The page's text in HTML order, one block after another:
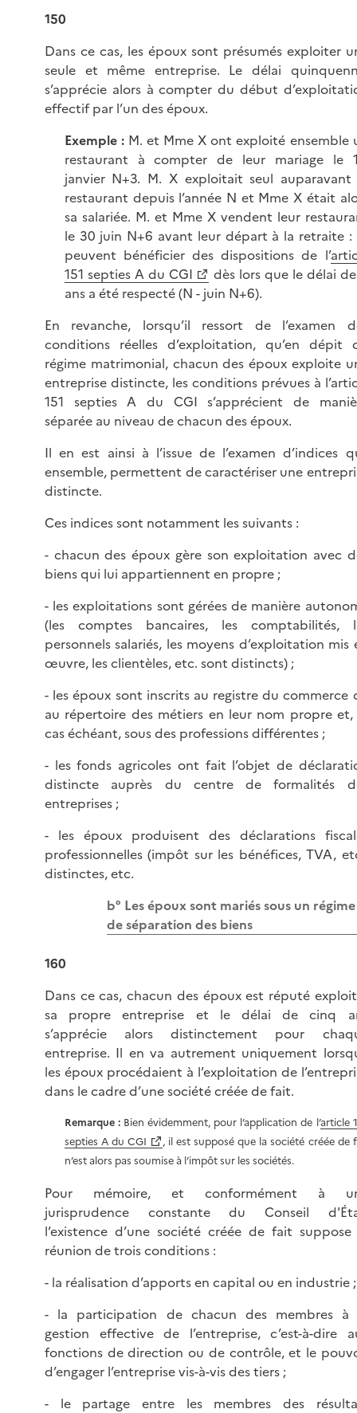
150
Dans ce cas, les époux sont présumés exploiter
seule et même entreprise. Le délai
s’apprécie alors à compter du début
effectif par l’un des époux.
Exemple :M. et Mme X ont exploité ensemble
restaurant à compter de leur mariage le
janvier N+3. M. X exploitait seul auparavant
restaurant depuis l’année N et Mme X était
sa salariée. M. et Mme X vendent leur
le 30 juin N+6 avant leur départ à la retraite :
peuvent bénéficier des dispositions de l’
151 septies A du CGI
dès lors que le délai
ans a été respecté (N - juin N+6).
En revanche, lorsqu’il ressort de l’examen
conditions réelles d’exploitation, qu’en dépit
régime matrimonial, chacun des époux exploite
entreprise distincte, les conditions prévues à
151 septies A du CGI s’apprécient de
séparée au niveau de chacun des époux.
Il en est ainsi à l’issue de l’examen d’indices
ensemble, permettent de caractériser une
distincte.
Ces indices sont notamment les suivants :
- chacun des époux gère son exploitation avec
biens qui lui appartiennent en propre ;
- les exploitations sont gérées de manière
(les comptes bancaires, les comptabilités,
personnels salariés, les moyens d’exploitation mis
œuvre, les clientèles, etc. sont distincts) ;
- les époux sont inscrits au registre du commerce
au répertoire des métiers en leur nom propre et,
cas échéant, sous des professions différentes ;
- les fonds agricoles ont fait l’objet de
distincte auprès du centre de formalités
entreprises ;
- les époux produisent des déclarations
professionnelles (impôt sur les bénéfices, TVA,
distinctes, etc.
b° Les époux sont mariés sous un régime
de séparation des biens
160
Dans ce cas, chacun des époux est réputé
sa propre entreprise et le délai de cinq
s’apprécie alors distinctement pour
entreprise. Il en va autrement uniquement
les époux procédaient à l’exploitation de
dans le cadre d’une société créée de fait.
Remarque :Bien évidemment, pour l’application de l’article
septies A du CGI
, il est supposé que la société créée de
n’est alors pas soumise à l’impôt sur les sociétés.
Pour mémoire, et conformément à
jurisprudence constante du Conseil
l’existence d’une société créée de fait suppose
réunion de trois conditions :
- la réalisation d’apports en capital ou en industrie ;
- la participation de chacun des membres à
gestion effective de l’entreprise, c’est-à-dire
fonctions de direction ou de contrôle, et le
d’engager l’entreprise vis-à-vis des tiers ;
- le partage entre les membres des